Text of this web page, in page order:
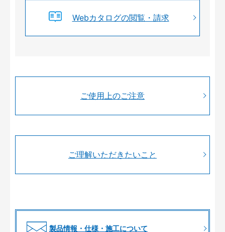
Webカタログの閲覧・請求
ご使用上のご注意
ご理解いただきたいこと
製品情報・仕様・施工について